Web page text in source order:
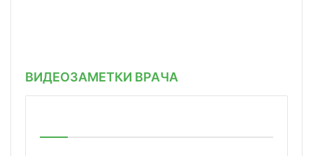
ВИДЕОЗАМЕТКИ ВРАЧА